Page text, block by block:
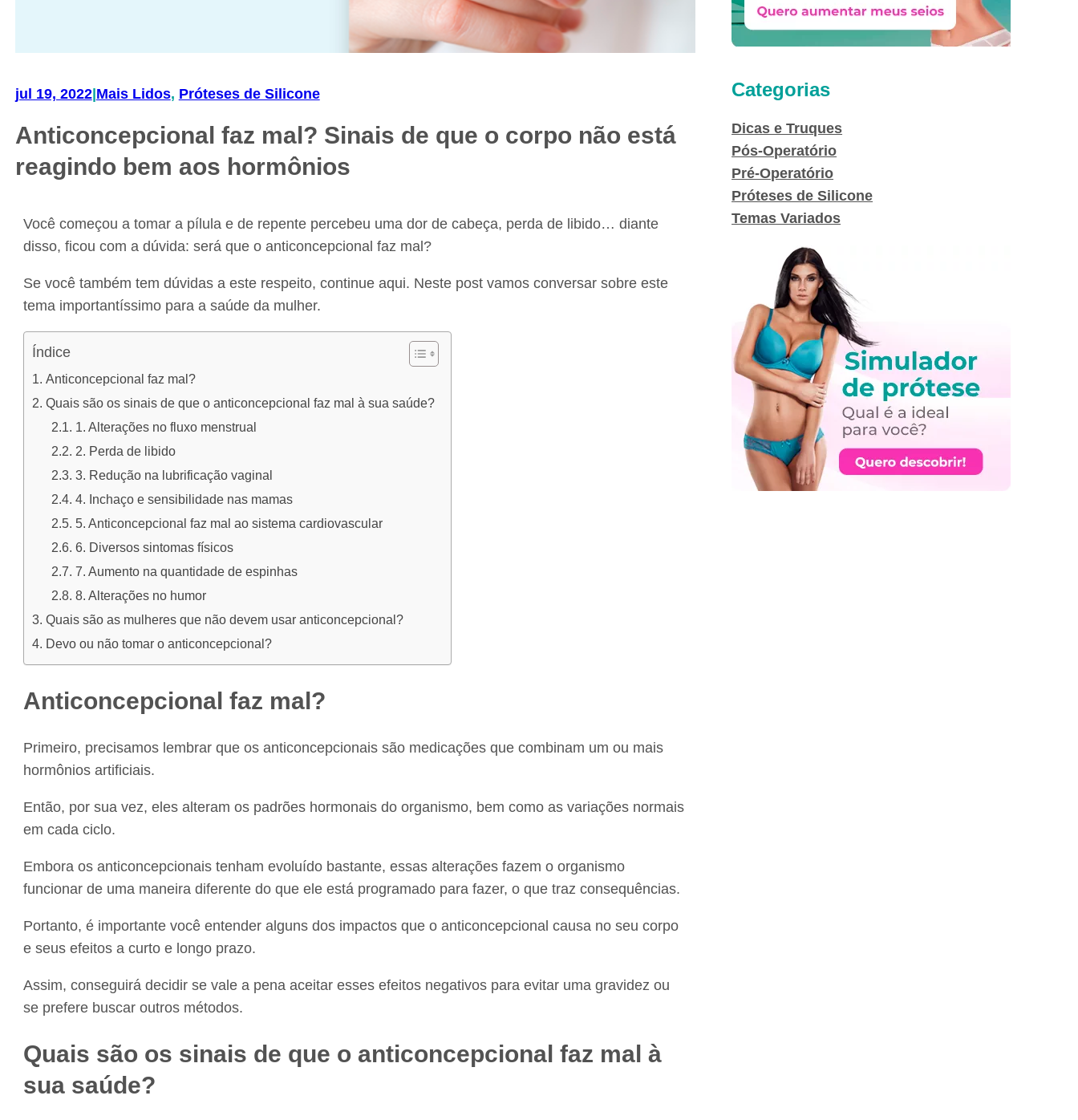
jul 19, 2022|Mais Lidos, Próteses de Silicone
Anticoncepcional faz mal? Sinais de que o corpo não está
reagindo bem aos hormônios
Você começou a tomar a pílula e de repente percebeu uma dor de cabeça, perda de libido… diante
disso, ficou com a dúvida: será que o anticoncepcional faz mal?
Se você também tem dúvidas a este respeito, continue aqui. Neste post vamos conversar sobre este
tema importantíssimo para a saúde da mulher.
Índice
Anticoncepcional faz mal?
Quais são os sinais de que o anticoncepcional faz mal à sua saúde?
1. Alterações no fluxo menstrual
2. Perda de libido
3. Redução na lubrificação vaginal
4. Inchaço e sensibilidade nas mamas
5. Anticoncepcional faz mal ao sistema cardiovascular
6. Diversos sintomas físicos
7. Aumento na quantidade de espinhas
8. Alterações no humor
Quais são as mulheres que não devem usar anticoncepcional?
Devo ou não tomar o anticoncepcional?
Anticoncepcional faz mal?
Primeiro, precisamos lembrar que os anticoncepcionais são medicações que combinam um ou mais
hormônios artificiais.
Então, por sua vez, eles alteram os padrões hormonais do organismo, bem como as variações normais
em cada ciclo.
Embora os anticoncepcionais tenham evoluído bastante, essas alterações fazem o organismo
funcionar de uma maneira diferente do que ele está programado para fazer, o que traz consequências.
Portanto, é importante você entender alguns dos impactos que o anticoncepcional causa no seu corpo
e seus efeitos a curto e longo prazo.
Assim, conseguirá decidir se vale a pena aceitar esses efeitos negativos para evitar uma gravidez ou
se prefere buscar outros métodos.
Quais são os sinais de que o anticoncepcional faz mal à
sua saúde?
Categorias
Dicas e Truques
Pós-Operatório
Pré-Operatório
Próteses de Silicone
Temas Variados